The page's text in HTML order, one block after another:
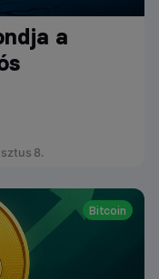
a
8.
Bitcoin